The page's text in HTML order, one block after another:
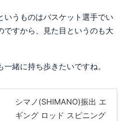
いうものはバスケット選手でい
ですから、見た目というのも大
緒に持ち歩きたいですね。
シマノ(SHIMANO)振出 エ
ギング ロッド スピニング